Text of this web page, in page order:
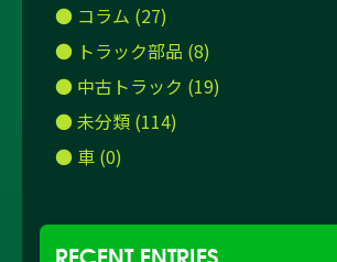
● コラム (27)
● トラック部品 (8)
● 中古トラック (19)
● 未分類 (114)
● 車 (0)
RECENT ENTRIES